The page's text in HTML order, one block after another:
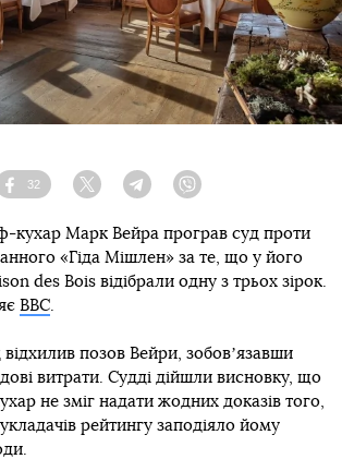
Facebook
32
Twitter TelegramViber
кухар Марк Вейра програв суд проти
«Гіда Мішлен» за те, що у його
des Bois відібрали одну з трьох зірок.
ВВС
позов Вейри, зобовʼязавши
витрати. Судді дійшли висновку, що
не зміг надати жодних доказів того,
рейтингу заподіяло йому